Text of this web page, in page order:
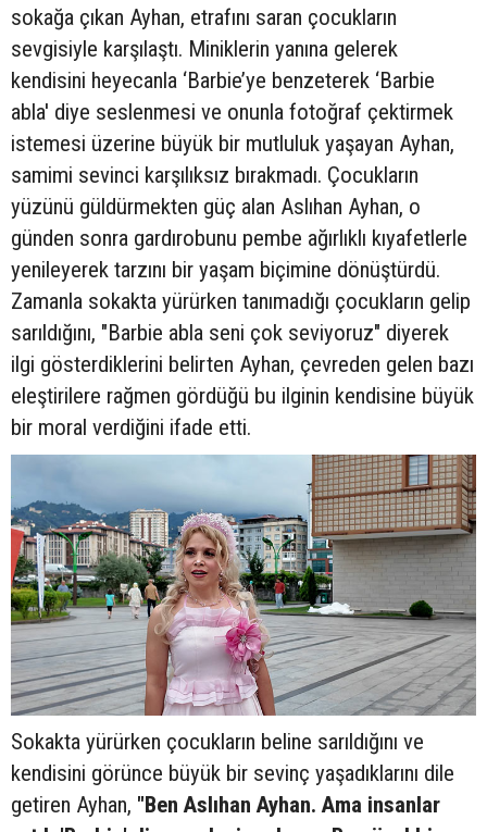
sokağa çıkan Ayhan, etrafını saran çocukların
sevgisiyle karşılaştı. Miniklerin yanına gelerek
kendisini heyecanla ‘Barbie’ye benzeterek ‘Barbie
abla' diye seslenmesi ve onunla fotoğraf çektirmek
istemesi üzerine büyük bir mutluluk yaşayan Ayhan,
samimi sevinci karşılıksız bırakmadı. Çocukların
yüzünü güldürmekten güç alan Aslıhan Ayhan, o
günden sonra gardırobunu pembe ağırlıklı kıyafetlerle
yenileyerek tarzını bir yaşam biçimine dönüştürdü.
Zamanla sokakta yürürken tanımadığı çocukların gelip
sarıldığını, "Barbie abla seni çok seviyoruz" diyerek
ilgi gösterdiklerini belirten Ayhan, çevreden gelen bazı
eleştirilere rağmen gördüğü bu ilginin kendisine büyük
bir moral verdiğini ifade etti.
Sokakta yürürken çocukların beline sarıldığını ve
kendisini görünce büyük bir sevinç yaşadıklarını dile
getiren Ayhan, "Ben Aslıhan Ayhan. Ama insanlar